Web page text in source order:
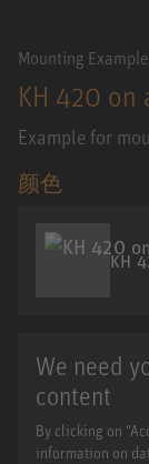
Mounting Example
KH 420 on
Example for
颜色
KH
We need
content
By clicking on
information on